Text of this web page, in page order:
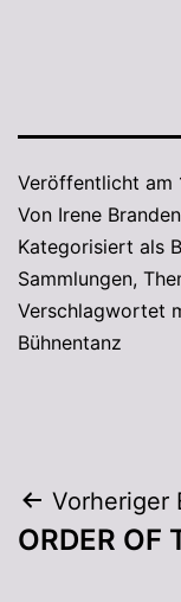
Veröffentlicht am
Von Irene
Kategorisiert als
Sammlungen,
Verschlagwortet
Bühnentanz
Vorheriger
ORDER OF